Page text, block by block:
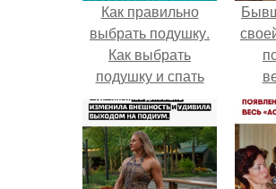
Как правильно
выбрать подушку.
Как выбрать
подушку и спать
спокойно?